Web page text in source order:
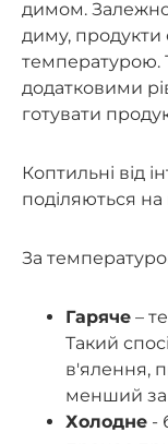
димом.
диму,
температурою.
додатковими
готувати
Коптильні від
поділяються
За
Гаряче –
Такий
в'ялення,
менший за
Холодне -